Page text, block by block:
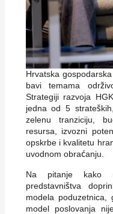
Hrvatska
bavi temama
Strategiji razvoja
jedna od 5
zelenu tranziciju,
resursa, izvozni
opskrbe i kvalitetu
uvodnom obraćanju.
Na pitanje kako
predstavništva
modela
model poslovanja